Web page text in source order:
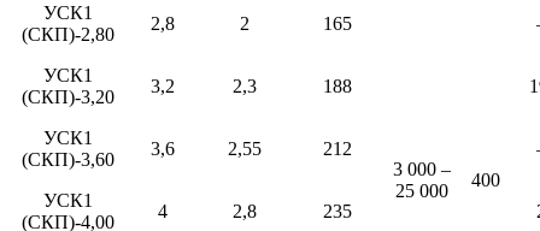
3 000 –
25 000
400
УСК1
(СКП)-2,80
2,8 2 165
УСК1
(СКП)-3,20
3,2 2,3 188
УСК1
(СКП)-3,60
3,6 2,55 212
УСК1
(СКП)-4,00
4 2,8 235